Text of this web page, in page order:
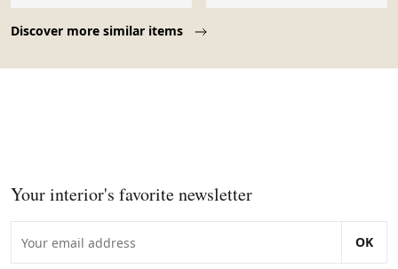
Discover more similar items
Your interior's favorite newsletter
OK